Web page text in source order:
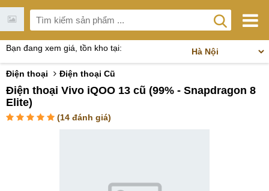
Bạn đang xem giá, tồn kho tại:
Điện thoại Điện thoại Cũ
Điện thoại Vivo iQOO 13 cũ (99% - Snapdragon 8
Elite)
(14 đánh giá)